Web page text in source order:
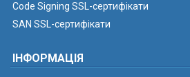
Code Signing SSL-сертифікати
SAN SSL-сертифікати
ІНФОРМАЦІЯ